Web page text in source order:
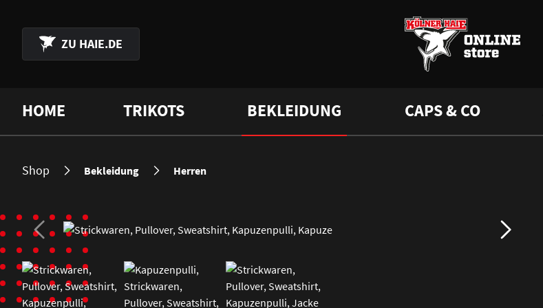
ZU HAIE.DE
HOME TRIKOTS BEKLEIDUNG CAPS & CO
Shop Bekleidung Herren